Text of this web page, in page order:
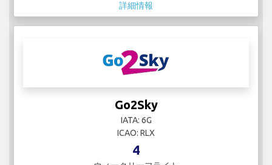
詳細情報
Go2Sky
IATA: 6G
ICAO: RLX
4